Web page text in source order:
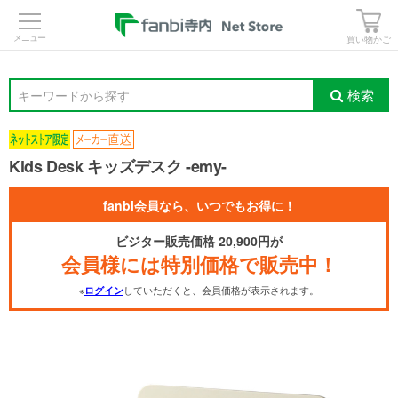
買い物かご
キーワードから探す 検索
Kids Desk キッズデスク -emy-
fanbi会員なら、いつでもお得に！
ビジター販売価格 20,900円が
会員様には特別価格で販売中！
※ログインしていただくと、会員価格が表示されます。